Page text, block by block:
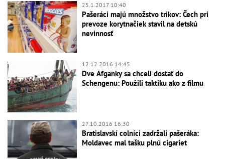
25.1.2017 10:40
Pašeráci majú množstvo trikov: Čech pri
prevoze korytnačiek stavil na detskú
nevinnosť
12.12.2016 14:45
Dve Afganky sa chceli dostať do
Schengenu: Použili taktiku ako z filmu
27.10.2016 16:30
Bratislavskí colníci zadržali pašeráka:
Moldavec mal tašku plnú cigariet